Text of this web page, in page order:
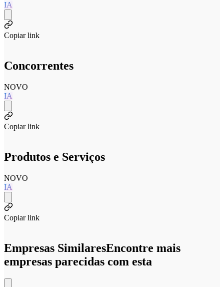
IA
Copiar link
Concorrentes
NOVO
IA
Copiar link
Produtos e Serviços
NOVO
IA
Copiar link
Empresas SimilaresEncontre mais
empresas parecidas com esta